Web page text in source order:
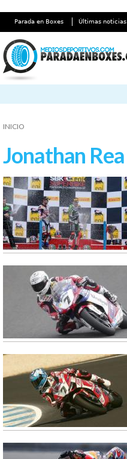
Parada en Boxes Últimas noticias
INICIO
Jonathan Rea